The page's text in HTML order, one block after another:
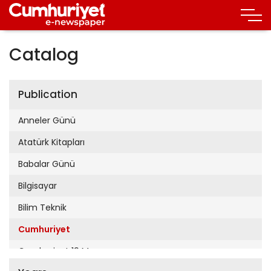
Catalog
Publication
Anneler Günü
Atatürk Kitapları
Babalar Günü
Bilgisayar
Bilim Teknik
Cumhuriyet
Cumhuriyet 19 Mayıs